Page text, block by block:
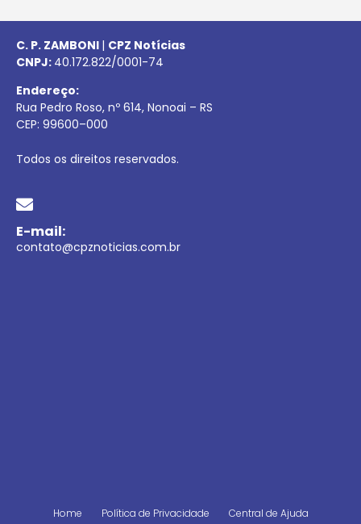
C. P. ZAMBONI | CPZ Notícias
CNPJ: 40.172.822/0001-74
Endereço:
Rua Pedro Roso, nº 614, Nonoai – RS
CEP: 99600–000
Todos os direitos reservados.
E-mail:
contato@cpznoticias.com.br
Home Política de Privacidade
Central de Ajuda